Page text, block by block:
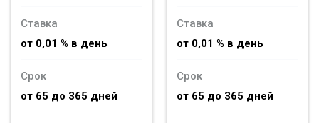
Ставка
от 0,01 % в день
Срок
от 65 до 365 дней
Ставка
от 0,01 % в день
Срок
от 65 до 365 дней